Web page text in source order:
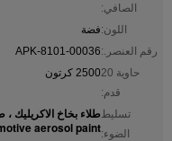
الصافي:
اللون:فضة
رقم العنصر.:APK-8101-00036
حاوية 20
قدم:
2500 كرتون
تسليط
الضوء:
طلاء بخاخ الاكريليك ،
aerosol paint